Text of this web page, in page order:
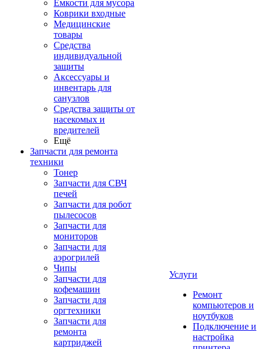
Емкости для мусора
Коврики входные
Медицинские
товары
Средства
индивидуальной
защиты
Аксессуары и
инвентарь для
санузлов
Средства защиты от
насекомых и
вредителей
Ещё
Запчасти для ремонта
техники
Тонер
Запчасти для СВЧ
печей
Запчасти для робот
пылесосов
Запчасти для
мониторов
Запчасти для
аэрогрилей
Чипы
Запчасти для
кофемашин
Запчасти для
оргтехники
Запчасти для
ремонта
картриджей
Услуги
Ремонт
компьютеров и
ноутбуков
Подключение и
настройка